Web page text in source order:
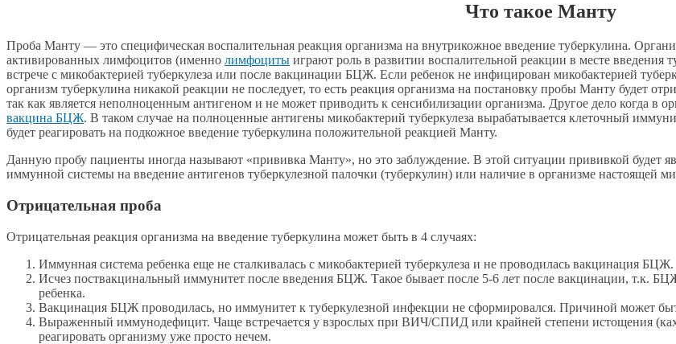
Что такое Манту
Проба Манту — это специфическая воспалительная реакция организма на внутрикожное введение туберкулина.
активированных лимфоцитов (именно лимфоциты играют роль в развитии воспалительной реакции в месте
встрече с микобактерией туберкулеза или после вакцинации БЦЖ. Если ребенок не инфицирован микобактерией
организм туберкулина никакой реакции не последует, то есть реакция организма на постановку пробы Манту будет
так как является неполноценным антигеном и не может приводить к сенсибилизации организма. Другое дело когда в
вакцина БЦЖ. В таком случае на полноценные антигены микобактерий туберкулеза вырабатывается клеточный
будет реагировать на подкожное введение туберкулина положительной реакцией Манту.
Данную пробу пациенты иногда называют «прививка Манту», но это заблуждение. В этой ситуации прививкой будет
иммунной системы на введение антигенов туберкулезной палочки (туберкулин) или наличие в организме настоящей
Отрицательная проба
Отрицательная реакция организма на введение туберкулина может быть в 4 случаях:
Иммунная система ребенка еще не сталкивалась с микобактерией туберкулеза и не проводилась вакцинация
Исчез поствакцинальный иммунитет после введения БЦЖ. Такое бывает после 5-6 лет после вакцинации, т.к.
ребенка.
Вакцинация БЦЖ проводилась, но иммунитет к туберкулезной инфекции не сформировался. Причиной может
Выраженный иммунодефицит. Чаще встречается у взрослых при ВИЧ/СПИД или крайней степени истощения
реагировать организму уже просто нечем.